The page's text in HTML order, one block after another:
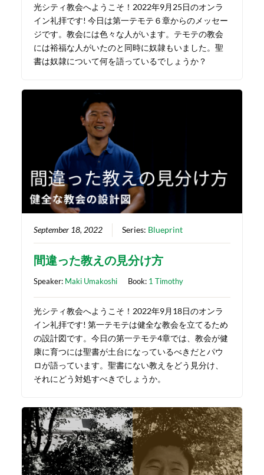
光シティ教会へようこそ！2022年9月25日のオンラ
イン礼拝です! 今日は第一テモテ６章からのメッセー
ジです。教会には色々な人がいます。テモテの教会
には裕福な人がいたのと同時に奴隷もいました。聖
書は奴隷について何を語っているでしょうか？
September 18, 2022 Series: Blueprint
間違った教えの見分け方
Speaker: Maki Umakoshi Book: 1 Timothy
光シティ教会へようこそ！2022年9月18日のオンラ
イン礼拝です! 第一テモテは健全な教会を立てるため
の設計図です。今日の第一テモテ4章では、教会が健
康に育つには聖書が土台になっているべきだとパウ
ロが語っています。聖書にない教えをどう見分け、
それにどう対処すべきでしょうか。